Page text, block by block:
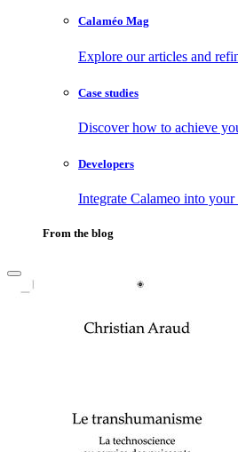
Calaméo Mag
Explore our articles and
Case studies
Discover how to achieve
Developers
Integrate Calameo into
From the blog